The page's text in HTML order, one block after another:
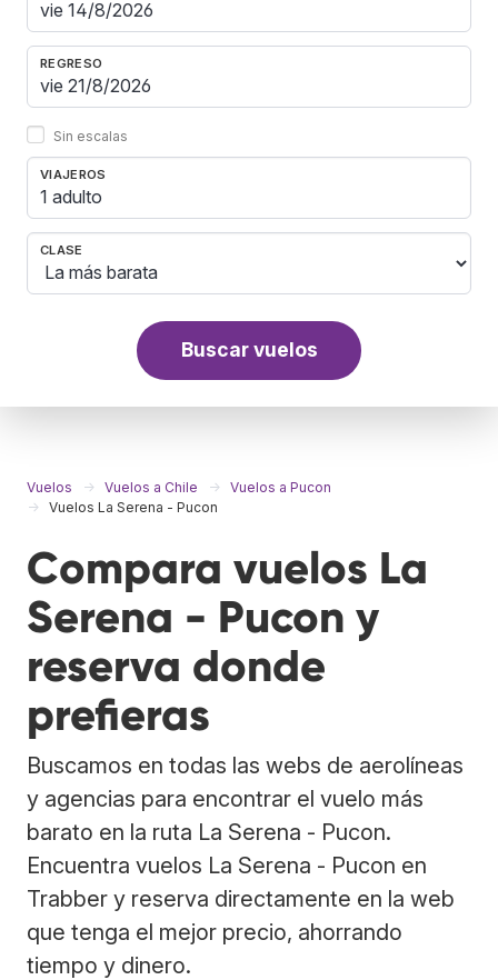
REGRESO
Sin escalas
VIAJEROS
1 adulto
CLASE
Buscar vuelos
Vuelos Vuelos a Chile
Vuelos a Pucon
Vuelos La Serena - Pucon
Compara vuelos La
Serena - Pucon y
reserva donde
prefieras
Buscamos en todas las webs de aerolíneas
y agencias para encontrar el vuelo más
barato en la ruta La Serena - Pucon.
Encuentra vuelos La Serena - Pucon en
Trabber y reserva directamente en la web
que tenga el mejor precio, ahorrando
tiempo y dinero.